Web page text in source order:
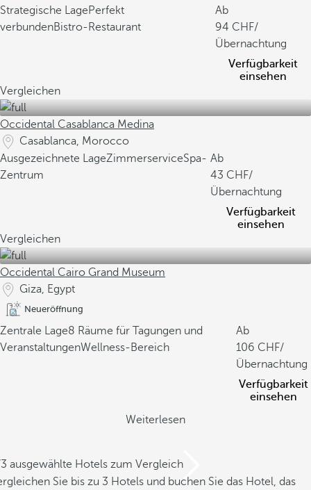
Strategische LagePerfekt
verbundenBistro-Restaurant
Ab
94
/
Übernachtung
Verfügbarkeit
einsehen
Vergleichen
Occidental Casablanca Medina
Casablanca, Morocco
Ausgezeichnete LageZimmerserviceSpa-
Zentrum
Ab
43
/
Übernachtung
Verfügbarkeit
einsehen
Vergleichen
Occidental Cairo Grand Museum
Giza, Egypt
Neueröffnung
Zentrale Lage8 Räume für Tagungen und
VeranstaltungenWellness-Bereich
Ab
106
/
Übernachtung
Verfügbarkeit
einsehen
Weiterlesen
ausgewählte Hotels zum Vergleich
Sie bis zu 3 Hotels und buchen Sie das Hotel, das